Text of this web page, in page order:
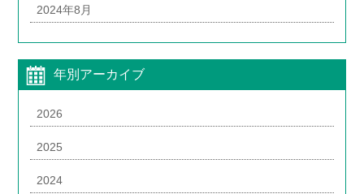
2024年8月
年別アーカイブ
2026
2025
2024